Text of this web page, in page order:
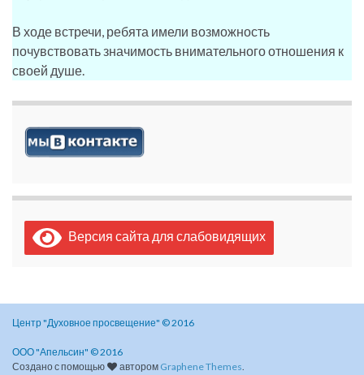
В ходе встречи, ребята имели возможность
почувствовать значимость внимательного отношения к
своей душе.
Версия сайта для слабовидящих
Центр "Духовное просвещение" © 2016
ООО "Апельсин" © 2016
Создано с помощью
автором Graphene Themes.